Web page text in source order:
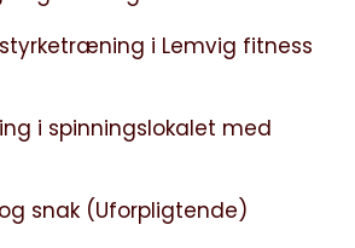
i Lemvig fitness
i spinningslokalet med
og snak (Uforpligtende)